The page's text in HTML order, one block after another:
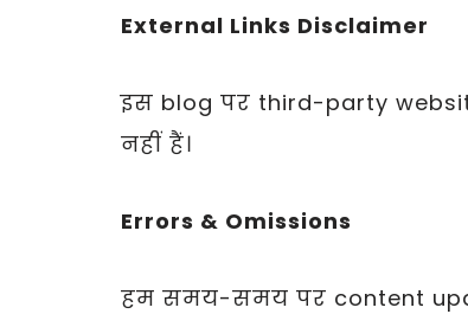
External Links Disclaimer
इस blog पर third-party
नहीं हैं।
Errors & Omissions
हम समय-समय पर content